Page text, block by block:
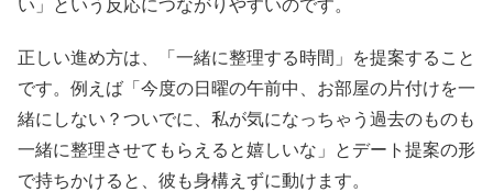
い」という反応につながりやすいのです。
正しい進め方は、「一緒に整理する時間」を提案すること
です。例えば「今度の日曜の午前中、お部屋の片付けを一
緒にしない？ついでに、私が気になっちゃう過去のものも
一緒に整理させてもらえると嬉しいな」とデート提案の形
で持ちかけると、彼も身構えずに動けます。